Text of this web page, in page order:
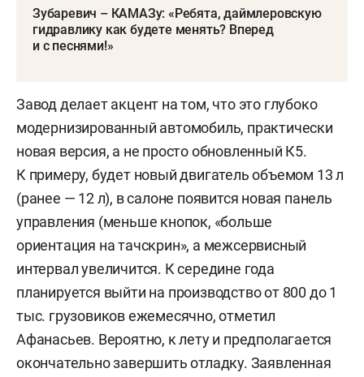
Зубаревич – КАМАЗу: «Ребята, даймлеровскую
гидравлику как будете менять? Вперед
и с песнями!»
Завод делает акцент на том, что это глубоко
модернизированный автомобиль, практически
новая версия, а не просто обновленный К5.
К примеру, будет новый двигатель объемом 13 л
(ранее — 12 л), в салоне появится новая панель
управления (меньше кнопок, «больше
ориентация на тачскрин», а межсервисный
интервал увеличится. К середине года
планируется выйти на производство от 800 до 1
тыс. грузовиков ежемесячно, отметил
Афанасьев. Вероятно, к лету и предполагается
окончательно завершить отладку. Заявленная